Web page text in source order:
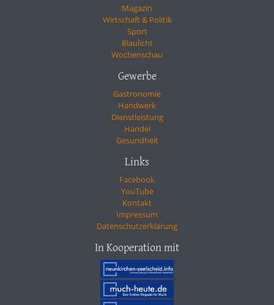
Magazin
Wirtschaft & Politik
Sport
Blaulicht
Wochenschau
Gewerbe
Gastronomie
Handwerk
Dienstleistung
Handel
Gesundheit
Links
Facebook
YouTube
Kontakt
Impressum
Datenschutzerklärung
In Kooperation mit